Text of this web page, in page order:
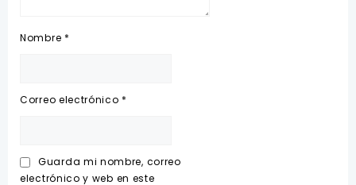
Nombre *
Correo electrónico *
Guarda mi nombre, correo
electrónico y web en este